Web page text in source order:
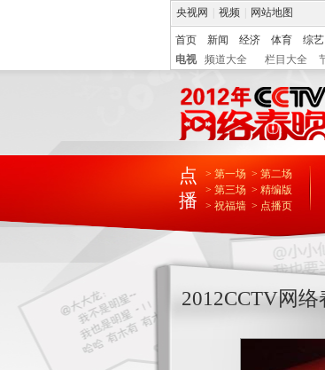
央视网 视频 网站地图
首页 新闻 经济 体育 综艺
电视
频道大全 栏目大全
点
播
> 第一场 > 第二场
> 第三场 > 精编版
> 祝福墙 > 点播页
2012CCTV网